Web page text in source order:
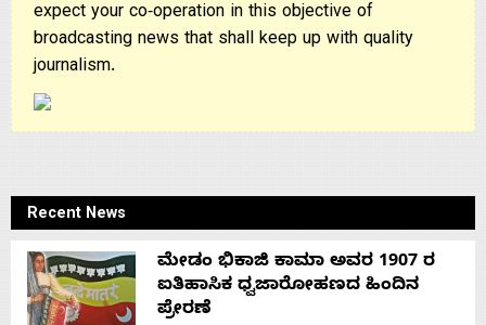
expect your co-operation in this objective of
broadcasting news that shall keep up with quality
journalism.
Recent News
ಮೇಡಂ ಭಿಕಾಜಿ ಕಾಮಾ ಅವರ 1907 ರ
ಐತಿಹಾಸಿಕ ಧ್ವಜಾರೋಹಣದ ಹಿಂದಿನ
ಪ್ರೇರಣೆ